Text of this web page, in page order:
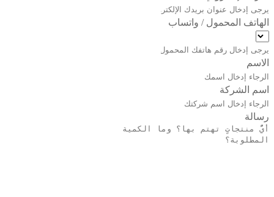
الهاتف المحمول / واتساب
الاسم
اسم الشركة
رسالة